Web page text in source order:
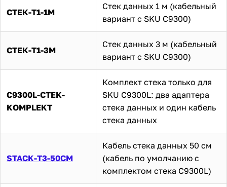
СТЕК-Т1-1М
Стек данных 1 м (кабельный
вариант с SKU C9300)
СТЕК-Т1-3М
Стек данных 3 м (кабельный
вариант с SKU C9300)
C9300L-СТЕК-
KOMPLEKT
Комплект стека только для
SKU C9300L: два адаптера
стека данных и один кабель
стека данных
STACK-T3-50CM
Кабель стека данных 50 см
(кабель по умолчанию с
комплектом стека C9300L)